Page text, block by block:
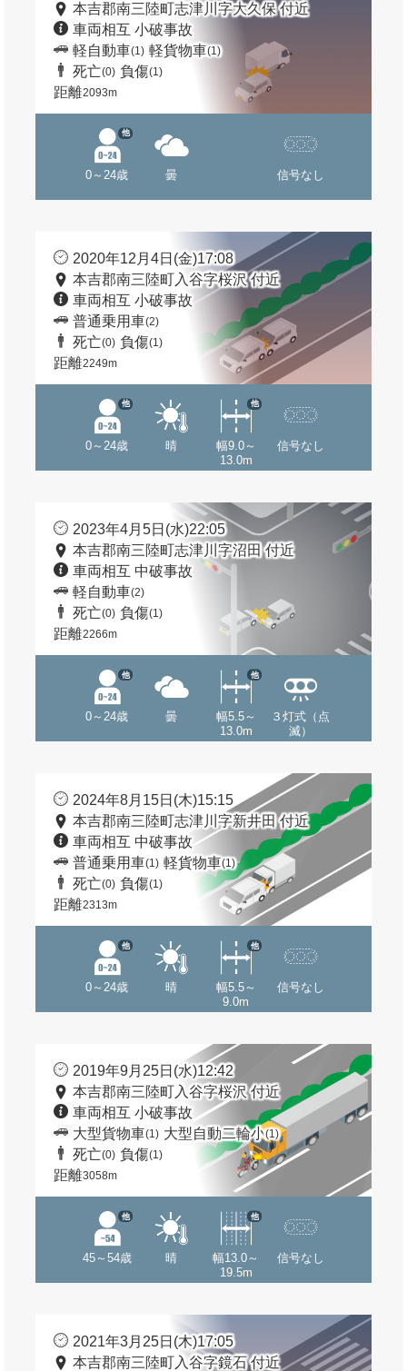
本吉郡南三陸町志津川字大久保 付近
車両相互 小破事故
軽自動車(1) 軽貨物車(1)
死亡(0) 負傷(1)
距離2093m
0～24歳
他
曇 信号なし
2020年12月4日(金)17:08
本吉郡南三陸町入谷字桜沢 付近
車両相互 小破事故
普通乗用車(2)
死亡(0) 負傷(1)
距離2249m
0～24歳
他
晴
幅9.0～
13.0m
他
信号なし
2023年4月5日(水)22:05
本吉郡南三陸町志津川字沼田 付近
車両相互 中破事故
軽自動車(2)
死亡(0) 負傷(1)
距離2266m
0～24歳
他
曇
幅5.5～
13.0m
他
３灯式（点
滅）
2024年8月15日(木)15:15
本吉郡南三陸町志津川字新井田 付近
車両相互 中破事故
普通乗用車(1) 軽貨物車(1)
死亡(0) 負傷(1)
距離2313m
0～24歳
他
晴
幅5.5～
9.0m
他
信号なし
2019年9月25日(水)12:42
本吉郡南三陸町入谷字桜沢 付近
車両相互 小破事故
大型貨物車(1) 大型自動二輪小(1)
死亡(0) 負傷(1)
距離3058m
45～54歳
他
晴
幅13.0～
19.5m
他
信号なし
2021年3月25日(木)17:05
本吉郡南三陸町入谷字鏡石 付近